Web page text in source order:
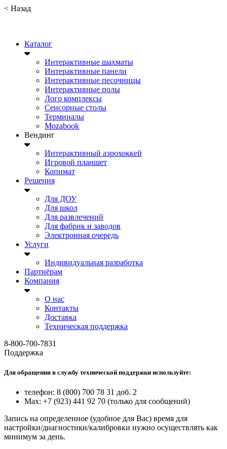
< Назад
Каталог
Интерактивные шахматы
Интерактивные панели
Интерактивные песочницы
Интерактивные полы
Лого комплексы
Сенсорные столы
Терминалы
Mozabook
Вендинг
Интерактивный аэрохоккей
Игровой планшет
Копимат
Решения
Для ДОУ
Для школ
Для развлечений
Для фабрик и заводов
Электронная очередь
Услуги
Индивидуальная разработка
Партнёрам
Компания
О нас
Контакты
Доставка
Техническая поддержка
8-800-700-7831
Поддержка
Для обращения в службу технической поддержки используйте:
телефон: 8 (800) 700 78 31 доб. 2
Max: +7 (923) 441 92 70 (только для сообщений)
Запись на определенное (удобное для Вас) время для
настройки/диагностики/калибровки нужно осуществлять как
минимум за день.